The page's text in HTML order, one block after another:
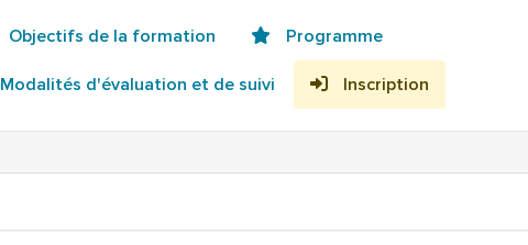
Objectifs de la formation Programme
Modalités d'évaluation et de suivi Inscription